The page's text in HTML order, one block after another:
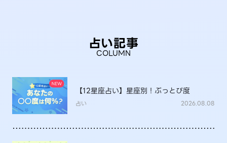
占い記事
COLUMN
【12星座占い】星座別！ぶっとび度
占い 2026.08.08